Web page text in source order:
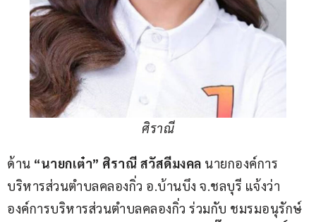
ศิราณี
ด้าน “นายกเต๋า” ศิราณี สวัสดีมงคล นายกองค์การ
บริหารส่วนตำบลคลองกิ่ว อ.บ้านบึง จ.ชลบุรี แจ้งว่า
องค์การบริหารส่วนตำบลคลองกิ่ว ร่วมกับ ชมรมอนุรักษ์